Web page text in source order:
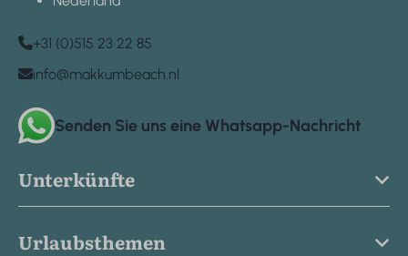
+31 (0)515 23 22 85
info@makkumbeach.nl
Senden Sie uns eine Whatsapp-Nachricht
Unterkünfte
Urlaubsthemen